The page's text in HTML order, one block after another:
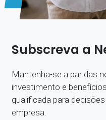
Subscreva a
Mantenha-se a par das
investimento e
qualificada para
empresa.